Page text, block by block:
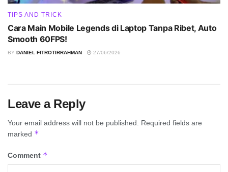
TIPS AND TRICK
Cara Main Mobile Legends di Laptop Tanpa Ribet, Auto
Smooth 60FPS!
BY DANIEL FITROTIRRAHMAN 27/06/2026
Leave a Reply
Your email address will not be published. Required fields are
marked *
Comment *